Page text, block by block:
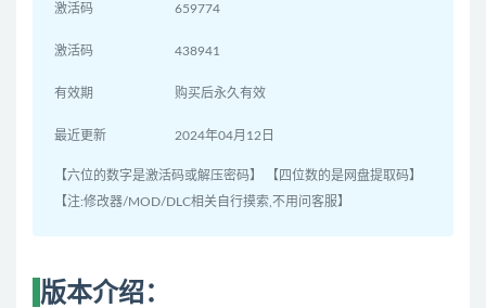
激活码 659774
激活码 438941
有效期 购买后永久有效
最近更新 2024年04月12日
【六位的数字是激活码或解压密码】 【四位数的是网盘提取码】
【注:修改器/MOD/DLC相关自行摸索,不用问客服】
版本介绍：